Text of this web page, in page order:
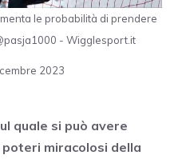
le probabilità di prendere
- Wigglesport.it
2023
quale si può avere
miracolosi della